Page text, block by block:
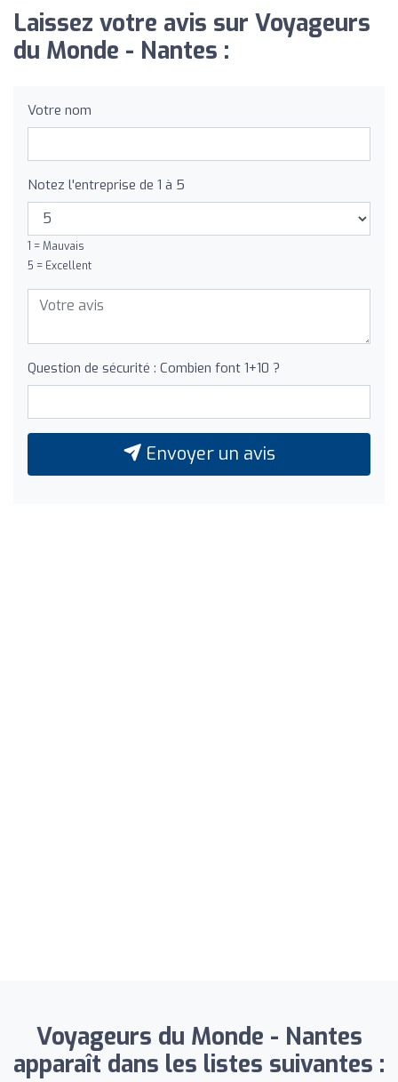
Laissez votre avis sur Voyageurs
du Monde - Nantes :
Votre nom
Notez l'entreprise de 1 à 5
1 = Mauvais
5 = Excellent
Question de sécurité : Combien font 1+10 ?
Envoyer un avis
Voyageurs du Monde - Nantes
apparaît dans les listes suivantes :